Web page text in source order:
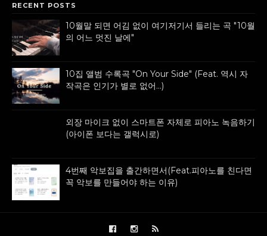
RECENT POSTS
10월말 되면 어김 없이 여기저기서 들리는 곡 "10월
의 어느 멋진 날에"
10집 앨범 수록곡 "On Your Side" (Feat. 역시 자
작곡은 인기가 별로 없어...)
외장 마이크 없이 스마트폰 자체로 피아노 녹음하기
(아이폰 보다는 갤럭시로)
4번째 악보집을 출간하면서(Feat.피아노를 친다면
꼭 악보를 만들어야 하는 이유)